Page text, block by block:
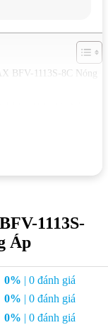
BFV-1113S-8C Nóng
1113S-
Áp
0% | 0 đánh giá
0% | 0 đánh giá
0% | 0 đánh giá